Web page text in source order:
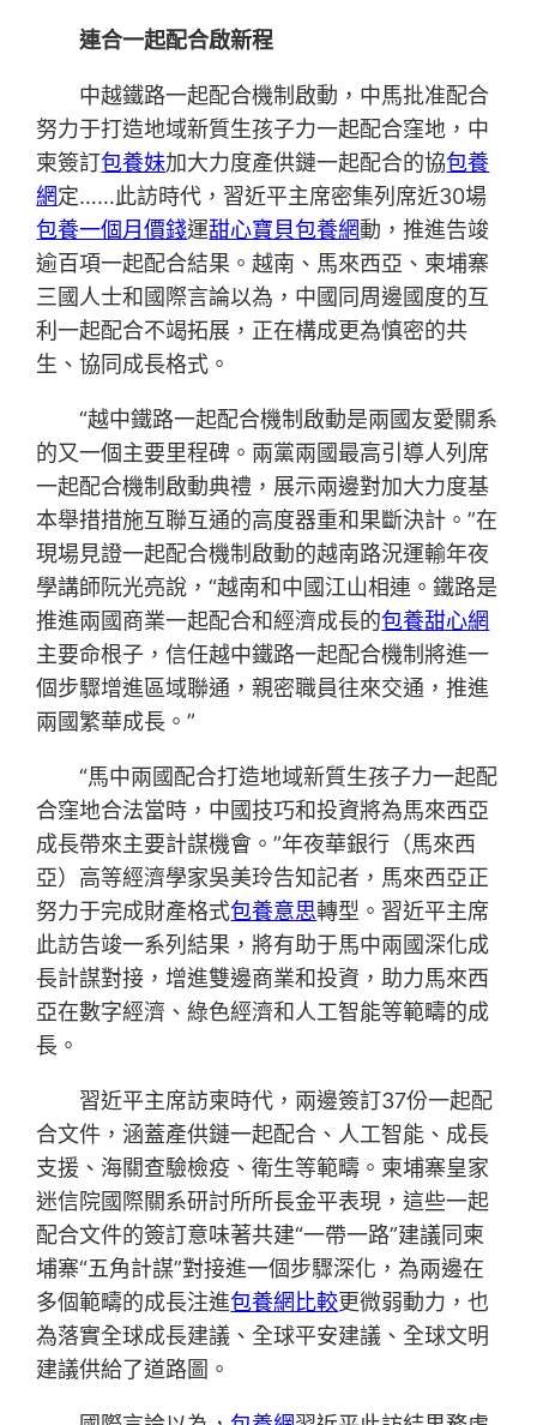
連合一起配合啟新程
中越鐵路一起配合機制啟動，中馬批准配合
努力于打造地域新質生孩子力一起配合窪地，中
柬簽訂包養妹加大力度產供鏈一起配合的協包養
網定……此訪時代，習近平主席密集列席近30場
包養一個月價錢運甜心寶貝包養網動，推進告竣
逾百項一起配合結果。越南、馬來西亞、柬埔寨
三國人士和國際言論以為，中國同周邊國度的互
利一起配合不竭拓展，正在構成更為慎密的共
生、協同成長格式。
“越中鐵路一起配合機制啟動是兩國友愛關系
的又一個主要里程碑。兩黨兩國最高引導人列席
一起配合機制啟動典禮，展示兩邊對加大力度基
本舉措措施互聯互通的高度器重和果斷決計。”在
現場見證一起配合機制啟動的越南路況運輸年夜
學講師阮光亮說，“越南和中國江山相連。鐵路是
推進兩國商業一起配合和經濟成長的包養甜心網
主要命根子，信任越中鐵路一起配合機制將進一
個步驟增進區域聯通，親密職員往來交通，推進
兩國繁華成長。”
“馬中兩國配合打造地域新質生孩子力一起配
合窪地合法當時，中國技巧和投資將為馬來西亞
成長帶來主要計謀機會。”年夜華銀行（馬來西
亞）高等經濟學家吳美玲告知記者，馬來西亞正
努力于完成財產格式包養意思轉型。習近平主席
此訪告竣一系列結果，將有助于馬中兩國深化成
長計謀對接，增進雙邊商業和投資，助力馬來西
亞在數字經濟、綠色經濟和人工智能等範疇的成
長。
習近平主席訪柬時代，兩邊簽訂37份一起配
合文件，涵蓋產供鏈一起配合、人工智能、成長
支援、海關查驗檢疫、衛生等範疇。柬埔寨皇家
迷信院國際關系研討所所長金平表現，這些一起
配合文件的簽訂意味著共建“一帶一路”建議同柬
埔寨“五角計謀”對接進一個步驟深化，為兩邊在
多個範疇的成長注進包養網比較更微弱動力，也
為落實全球成長建議、全球平安建議、全球文明
建議供給了道路圖。